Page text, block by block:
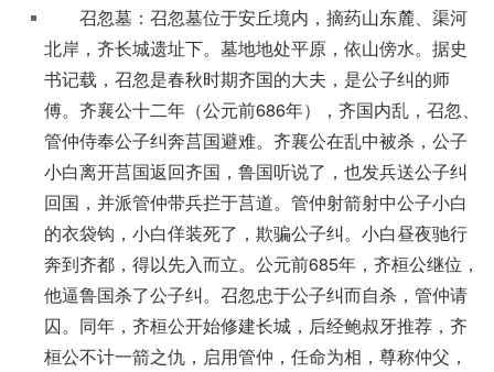
召忽墓：召忽墓位于安丘境内，摘药山东麓、渠河
北岸，齐长城遗址下。墓地地处平原，依山傍水。据史
书记载，召忽是春秋时期齐国的大夫，是公子纠的师
傅。齐襄公十二年（公元前686年），齐国内乱，召忽、
管仲侍奉公子纠奔莒国避难。齐襄公在乱中被杀，公子
小白离开莒国返回齐国，鲁国听说了，也发兵送公子纠
回国，并派管仲带兵拦于莒道。管仲射箭射中公子小白
的衣袋钩，小白佯装死了，欺骗公子纠。小白昼夜驰行
奔到齐都，得以先入而立。公元前685年，齐桓公继位，
他逼鲁国杀了公子纠。召忽忠于公子纠而自杀，管仲请
囚。同年，齐桓公开始修建长城，后经鲍叔牙推荐，齐
桓公不计一箭之仇，启用管仲，任命为相，尊称仲父，